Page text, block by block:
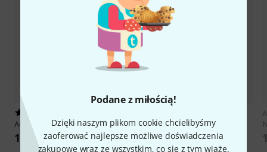
Podane z miłością!
Dzięki naszym plikom cookie chcielibyśmy
zaoferować najlepsze możliwe doświadczenia
zakupowe wraz ze wszystkim, co się z tym wiąże.
Aubert No.16 Cello Bridge 4/4 LH
188 zł
Aubert No.18 Cello Bridge 4/4
92mm
333 zł